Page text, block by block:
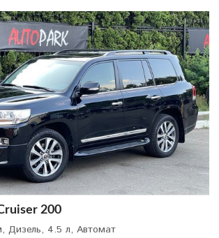
200
Дизель, 4.5 л, Автомат